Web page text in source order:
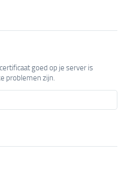
goed op je server is
problemen zijn.